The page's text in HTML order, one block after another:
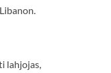
lahjojas,